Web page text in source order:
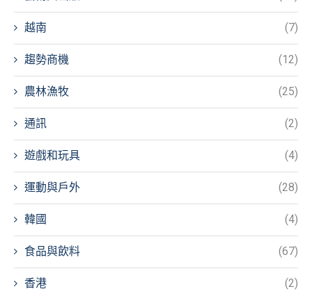
越南 (7)
趨勢商機 (12)
農林漁牧 (25)
通訊 (2)
遊戲和玩具 (4)
運動與戶外 (28)
韓國 (4)
食品與飲料 (67)
香港 (2)